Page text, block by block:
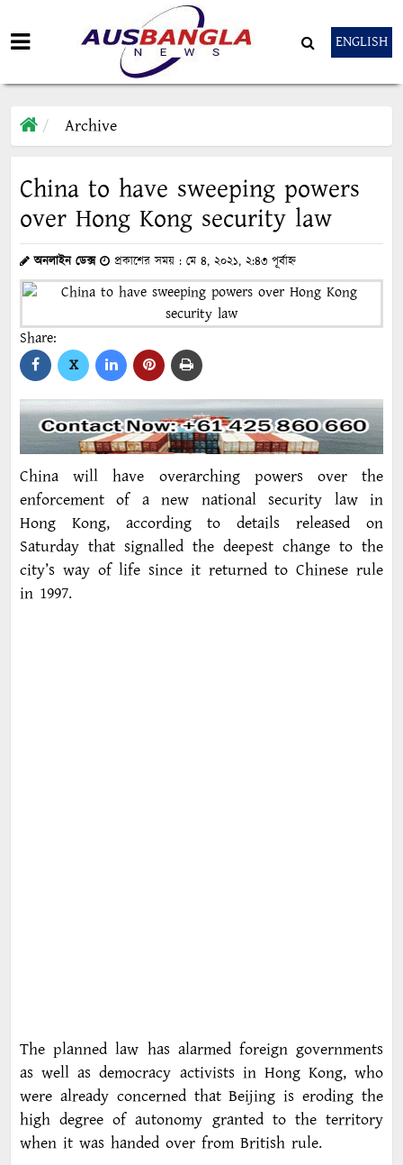
ENGLISH
Archive
China to have sweeping powers
over Hong Kong security law
অনলাইন ডেক্স প্রকাশের সময় : মে ৪, ২০২১, ২:৪৩ পূর্বাহ্ন
Share:
X
China will have overarching powers over the
enforcement of a new national security law in
Hong Kong, according to details released on
Saturday that signalled the deepest change to the
city’s way of life since it returned to Chinese rule
in 1997.
The planned law has alarmed foreign governments
as well as democracy activists in Hong Kong, who
were already concerned that Beijing is eroding the
high degree of autonomy granted to the territory
when it was handed over from British rule.